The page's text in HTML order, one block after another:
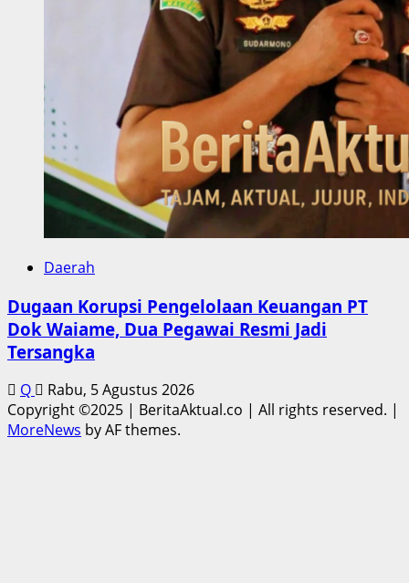
Daerah
Dugaan Korupsi Pengelolaan Keuangan PT
Dok Waiame, Dua Pegawai Resmi Jadi
Tersangka
Q
Rabu, 5 Agustus 2026
Copyright ©2025 | BeritaAktual.co | All rights reserved. |
MoreNews by AF themes.